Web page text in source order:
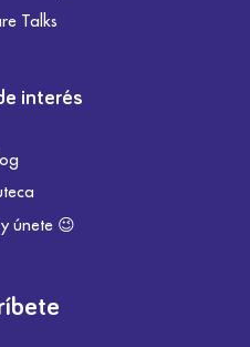
Talks
interés
únete 😉